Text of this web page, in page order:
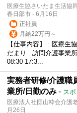
医療生協さいたま生活協
春日部市 - 6月16日
正社員
月給22万円～
【仕事内容】 : 医療生
だまり : 訪問介護事業
08:30-17:3...
実務者研修/介護職
業所/日勤のみ - ス
医療法人社団山粋会介護
月26日